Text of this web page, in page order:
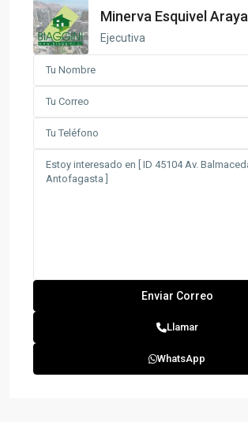
Minerva Esquivel Araya
Ejecutiva
Llamar
WhatsApp